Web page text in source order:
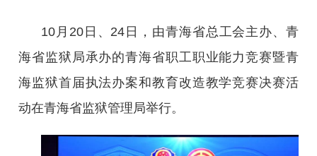
10月20日、24日，由青海省总工会主办、青
海省监狱局承办的青海省职工职业能力竞赛暨青
海监狱首届执法办案和教育改造教学竞赛决赛活
动在青海省监狱管理局举行。